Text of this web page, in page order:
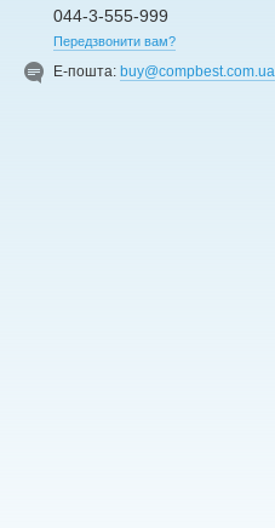
044-3-555-999
Передзвонити вам?
Е-пошта:buy@compbest.com.ua